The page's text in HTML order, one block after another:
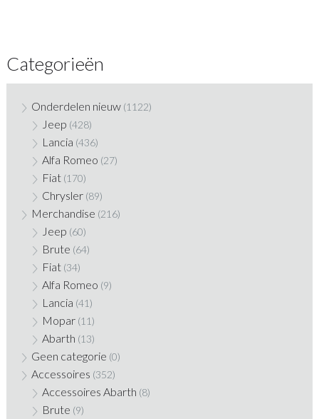
Categorieën
Onderdelen nieuw (1122)
Jeep (428)
Lancia (436)
Alfa Romeo (27)
Fiat (170)
Chrysler (89)
Merchandise (216)
Jeep (60)
Brute (64)
Fiat (34)
Alfa Romeo (9)
Lancia (41)
Mopar (11)
Abarth (13)
Geen categorie (0)
Accessoires (352)
Accessoires Abarth (8)
Brute (9)